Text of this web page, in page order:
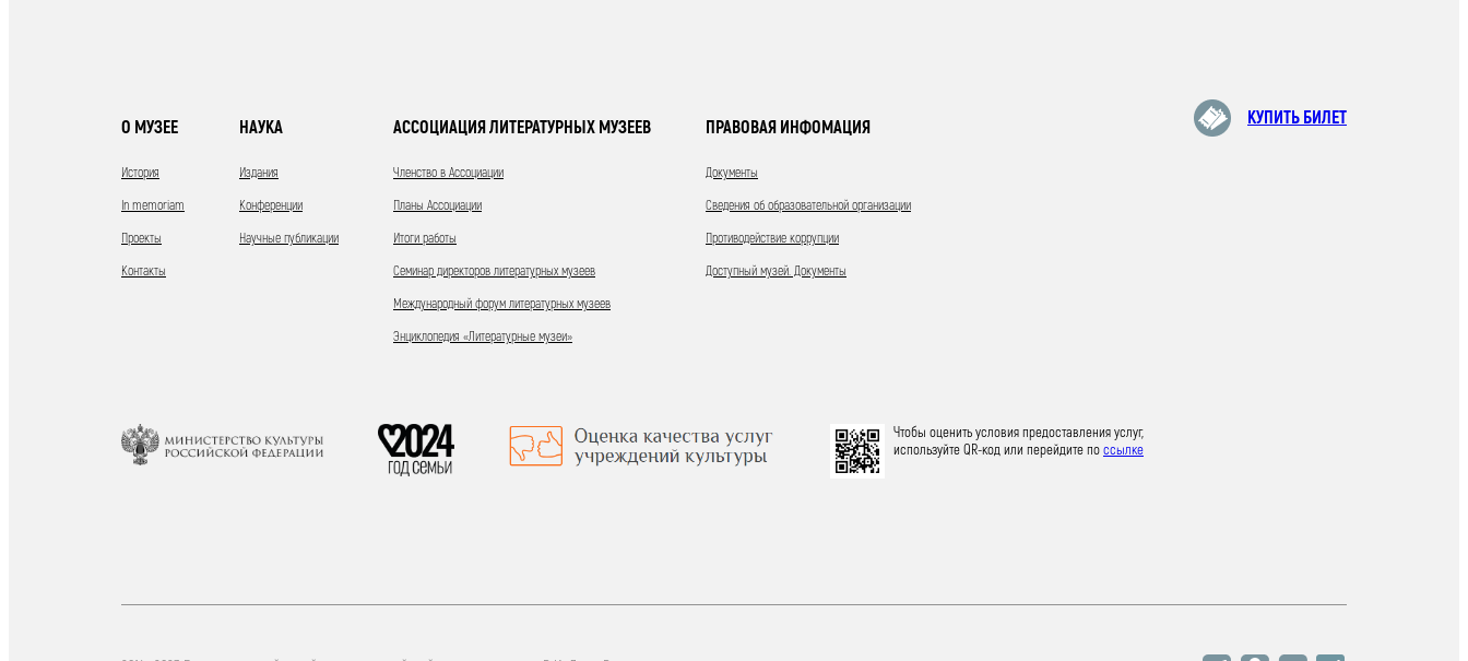
О МУЗЕЕ
История
In memoriam
Проекты
Контакты
НАУКА
Издания
Конференции
Научные публикации
АССОЦИАЦИЯ ЛИТЕРАТУРНЫХ МУЗЕЕВ
Членство в Ассоциации
Планы Ассоциации
Итоги работы
Семинар директоров литературных музеев
Международный форум литературных музеев
Энциклопедия «Литературные музеи»
ПРАВОВАЯ ИНФОМАЦИЯ
Документы
Сведения об образовательной организации
Противодействие коррупции
Доступный музей. Документы
КУПИТЬ БИЛЕТ
Чтобы оценить условия предоставления услуг,
используйте QR-код или перейдите поссылке